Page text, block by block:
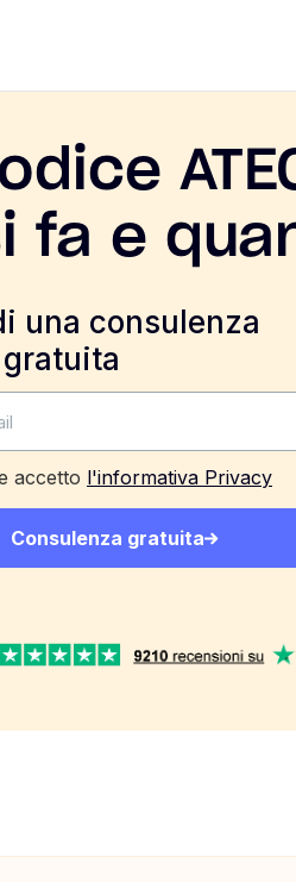
fa e
una consulenza
accetto l'informativa Privacy
Consulenza gratuita